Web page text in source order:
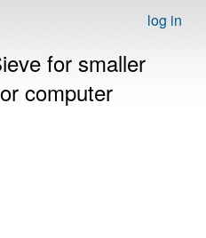
log in
for smaller
computer